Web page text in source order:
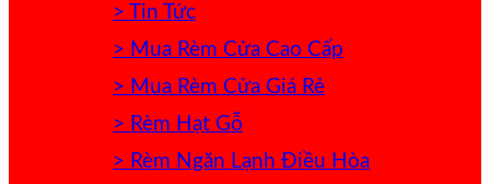
> Tin Tức
> Mua Rèm Cửa Cao Cấp
> Mua Rèm Cửa Giá Rẻ
> Rèm Hạt Gỗ
> Rèm Ngăn Lạnh Điều Hòa